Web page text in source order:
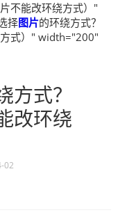
不能改环绕方式）"
择图片的环绕方式？
方式）" width="200"
方式？
改环绕
02